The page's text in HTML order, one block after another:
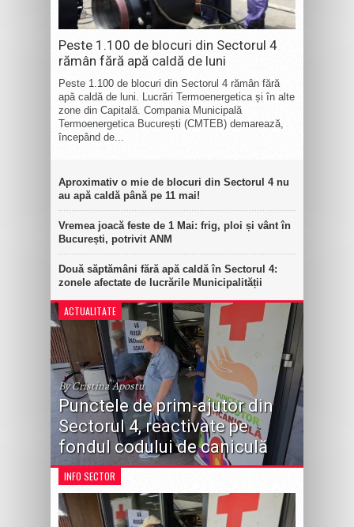
Peste 1.100 de blocuri din Sectorul 4
rămân fără apă caldă de luni
Peste 1.100 de blocuri din Sectorul 4 rămân fără
apă caldă de luni. Lucrări Termoenergetica și în alte
zone din Capitală. Compania Municipală
Termoenergetica București (CMTEB) demarează,
începând de...
Aproximativ o mie de blocuri din Sectorul 4 nu
au apă caldă până pe 11 mai!
Vremea joacă feste de 1 Mai: frig, ploi și vânt în
București, potrivit ANM
Două săptămâni fără apă caldă în Sectorul 4:
zonele afectate de lucrările Municipalității
ACTUALITATE
By Cristina Apostu
Punctele de prim-ajutor din
Sectorul 4, reactivate pe
fondul codului de caniculă
INFO SECTOR